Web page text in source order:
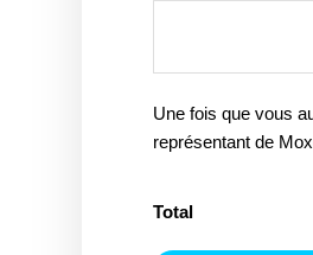
Une fois que vous
représentant de
Total